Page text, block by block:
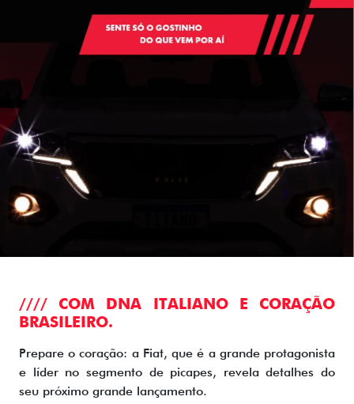
//// COM DNA ITALIANO E CORAÇÃO
BRASILEIRO.
Prepare o coração: a Fiat, que é a grande protagonista
e líder no segmento de picapes, revela detalhes do
seu próximo grande lançamento.